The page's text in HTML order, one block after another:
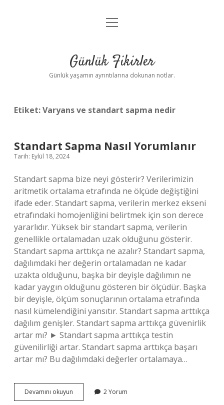
Anasayfa
Yasal Uyarı
menüyü
Günlük Fikirler
Günlük yaşamın ayrıntılarına dokunan notlar.
Etiket:Varyans ve standart sapma nedir
Standart Sapma Nasıl Yorumlanır
Tarih: Eylül 18, 2024
Standart sapma bize neyi gösterir? Verilerimizin
aritmetik ortalama etrafında ne ölçüde değiştiğini
ifade eder. Standart sapma, verilerin merkez ekseni
etrafındaki homojenliğini belirtmek için son derece
yararlıdır. Yüksek bir standart sapma, verilerin
genellikle ortalamadan uzak olduğunu gösterir.
Standart sapma arttıkça ne azalır? Standart sapma,
dağılımdaki her değerin ortalamadan ne kadar
uzakta olduğunu, başka bir deyişle dağılımın ne
kadar yaygın olduğunu gösteren bir ölçüdür. Başka
bir deyişle, ölçüm sonuçlarının ortalama etrafında
nasıl kümelendiğini yansıtır. Standart sapma arttıkça
dağılım genişler. Standart sapma arttıkça güvenirlik
artar mı? ► Standart sapma arttıkça testin
güvenilirliği artar. Standart sapma arttıkça başarı
artar mı? Bu dağılımdaki değerler ortalamaya…
Devamını okuyun Standart
Sapma
2 Yorum